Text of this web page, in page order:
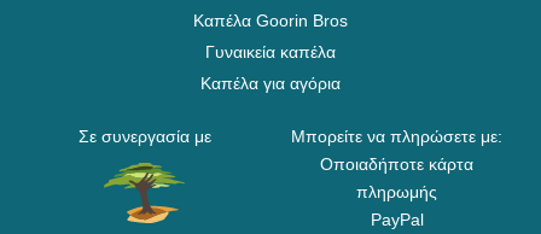
Καπέλα Goorin Bros
Γυναικεία καπέλα
Καπέλα για αγόρια
Σε συνεργασία με
Μπορείτε να πληρώσετε με:
Οποιαδήποτε κάρτα
πληρωμής
PayPal